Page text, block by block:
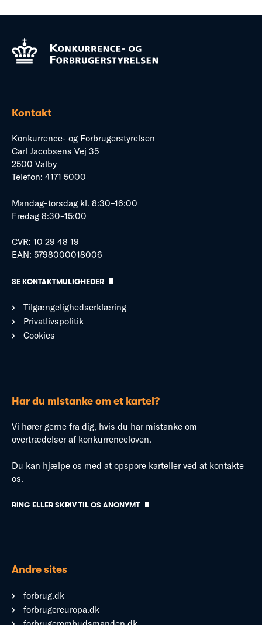
Kontakt
Konkurrence- og Forbrugerstyrelsen
Carl Jacobsens Vej 35
2500 Valby
Telefon: 4171 5000
Mandag–torsdag kl. 8:30–16:00
Fredag 8:30–15:00
CVR: 10 29 48 19
EAN: 5798000018006
SE KONTAKTMULIGHEDER
Tilgængelighedserklæring
Privatlivspolitik
Cookies
Har du mistanke om et kartel?
Vi hører gerne fra dig, hvis du har mistanke om
overtrædelser af konkurrenceloven.
Du kan hjælpe os med at opspore karteller ved at kontakte
os.
RING ELLER SKRIV TIL OS ANONYMT
Andre sites
forbrug.dk
forbrugereuropa.dk